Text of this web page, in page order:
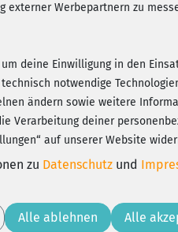
externer Werbepartnern zu
deine Einwilligung in den
notwendige
ändern sowie weitere
Verarbeitung deiner
auf unserer Website
zu Datenschutz und
Alle ablehnen Alle